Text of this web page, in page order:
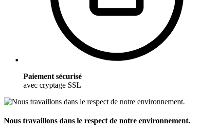
Paiement sécurisé
avec cryptage SSL
Nous travaillons dans le respect de notre environnement.